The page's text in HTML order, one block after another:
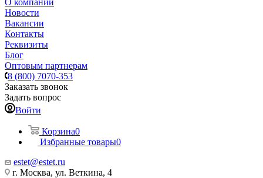
О компании
Новости
Вакансии
Контакты
Реквизиты
Блог
Оптовым партнерам
8 (800) 7070-353
Заказать звонок
Задать вопрос
Войти
Корзина0
Избранные товары0
estet@estet.ru
г. Москва, ул. Веткина, 4